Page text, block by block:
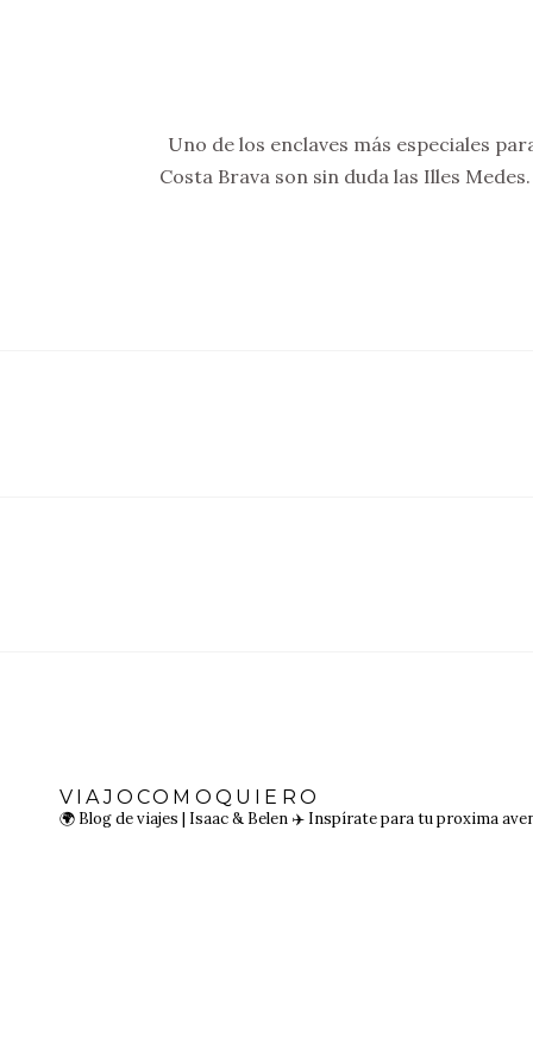
Uno de los enclaves más especiales
Costa Brava son sin duda las Illes
VIAJOCOMOQUIERO
🌍 Blog de viajes | Isaac & Belen ✈️ Inspírate para tu proxima